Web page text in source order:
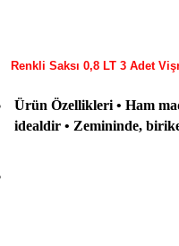
Renkli Saksı 0,8
Ürün Özellikleri • Ham
idealdir • Zemininde,